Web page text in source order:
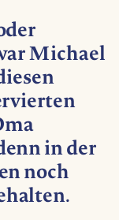
Michael
in der
noch